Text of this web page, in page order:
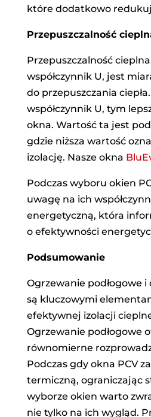
które dodatkowo
Przepuszczalność
Przepuszczalność
współczynnik U, jest
do przepuszczania
współczynnik U, tym
okna. Wartość ta jest
gdzie niższa wartość
izolację. Nasze okna
Podczas wyboru okien
uwagę na ich
energetyczną, która
o efektywności
Podsumowanie
Ogrzewanie podłogowe i
są kluczowymi
efektywnej izolacji
Ogrzewanie podłogowe
równomierne
Podczas gdy okna PCV
termiczną, ograniczając
wyborze okien warto
nie tylko na ich wygląd.